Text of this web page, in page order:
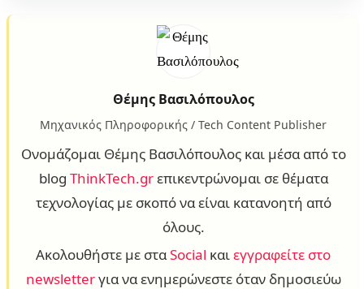
Θέμης Βασιλόπουλος
Μηχανικός Πληροφορικής / Tech Content Publisher
Ονομάζομαι Θέμης Βασιλόπουλος και μέσα από το
blog ThinkTech.grεπικεντρώνομαι σε θέματα
τεχνολογίας με σκοπό να είναι κατανοητή από
όλους.
Ακολουθήστε με σταSocial καιεγγραφείτε στο
newsletterγια να ενημερώνεστε όταν δημοσιεύω